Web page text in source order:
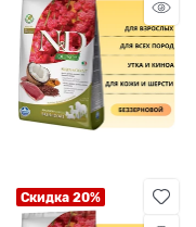
Скидка 20%